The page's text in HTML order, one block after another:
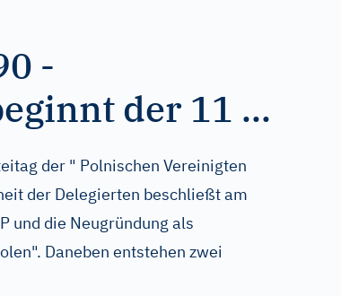
-
der 11 ...
der " Polnischen Vereinigten
der Delegierten beschließt am
und die Neugründung als
Daneben entstehen zwei